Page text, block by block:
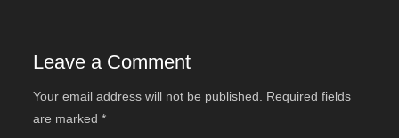
Leave a Comment
Your email address will not be published. Required fields
are marked *